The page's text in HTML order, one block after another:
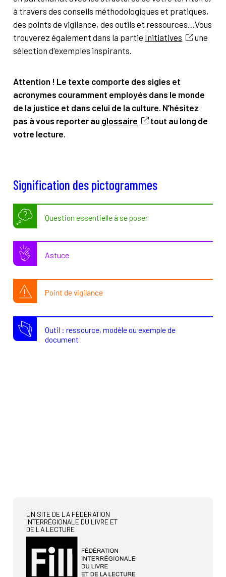
à travers des conseils méthodologiques et pratiques,
des points de vigilance, des outils et ressources…Vous
trouverez également dans la partie Initiatives
une
sélection d'exemples inspirants.
Attention ! Le texte comporte des sigles et
acronymes couramment employés dans le monde
de la justice et dans celui de la culture. N’hésitez
pas à vous reporter au glossaire
tout au long de
votre lecture.
Signification des pictogrammes
Question essentielle à se poser
Astuce
Point de vigilance
Outil : ressource, modèle ou exemple de
document
UN SITE DE LA FÉDÉRATION
INTERRÉGIONALE DU LIVRE ET
DE LA LECTURE